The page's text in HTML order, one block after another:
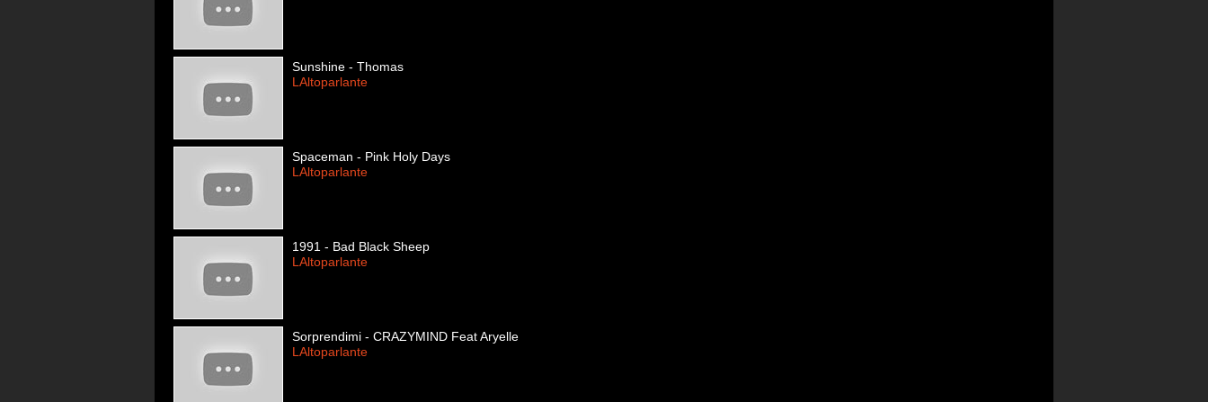
Sunshine - Thomas
LAltoparlante
Spaceman - Pink Holy Days
LAltoparlante
1991 - Bad Black Sheep
LAltoparlante
Sorprendimi - CRAZYMIND Feat Aryelle
LAltoparlante